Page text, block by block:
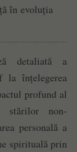
în evoluția
detaliată a
la înțelegerea
profund al
stărilor non-
personală a
spirituală prin